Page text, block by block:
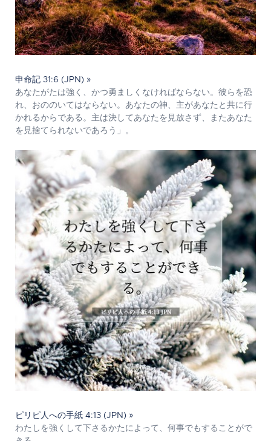
申命記 31:6 (JPN) »
あなたがたは強く、かつ勇ましくなければならない。彼らを恐
れ、おののいてはならない。あなたの神、主があなたと共に行
かれるからである。主は決してあなたを見放さず、またあなた
を見捨てられないであろう」。
ピリピ人への手紙 4:13 (JPN) »
わたしを強くして下さるかたによって、何事でもすることがで